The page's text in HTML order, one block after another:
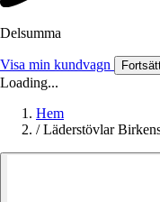
Delsumma
Visa min kundvagn
Loading...
Hem
/ Läderstövlar